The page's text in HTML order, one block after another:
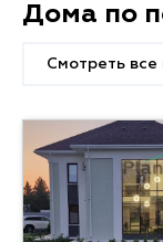
Дома по
Смотреть все